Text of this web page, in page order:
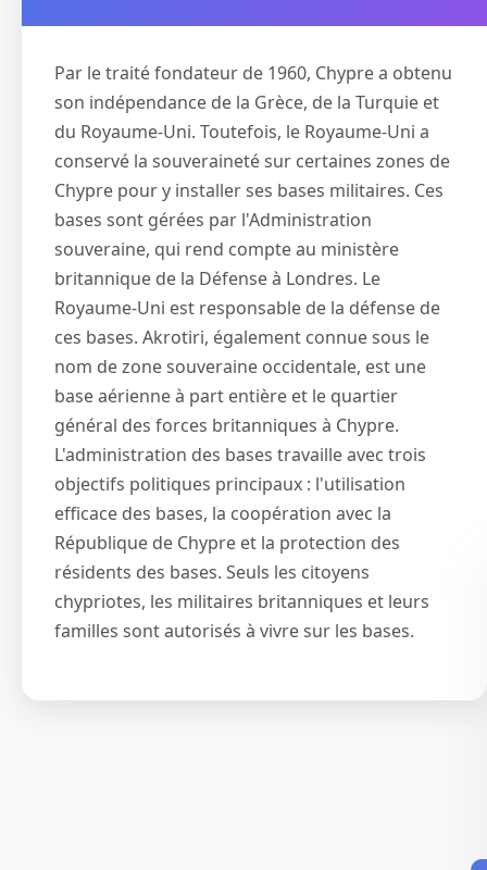
Par le traité fondateur de 1960, Chypre a obtenu
son indépendance de la Grèce, de la Turquie et
du Royaume-Uni. Toutefois, le Royaume-Uni a
conservé la souveraineté sur certaines zones de
Chypre pour y installer ses bases militaires. Ces
bases sont gérées par l'Administration
souveraine, qui rend compte au ministère
britannique de la Défense à Londres. Le
Royaume-Uni est responsable de la défense de
ces bases. Akrotiri, également connue sous le
nom de zone souveraine occidentale, est une
base aérienne à part entière et le quartier
général des forces britanniques à Chypre.
L'administration des bases travaille avec trois
objectifs politiques principaux : l'utilisation
efficace des bases, la coopération avec la
République de Chypre et la protection des
résidents des bases. Seuls les citoyens
chypriotes, les militaires britanniques et leurs
familles sont autorisés à vivre sur les bases.